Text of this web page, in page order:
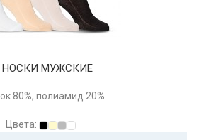
НОСКИ МУЖСКИЕ
80%, полиамид 20%
Цвета: